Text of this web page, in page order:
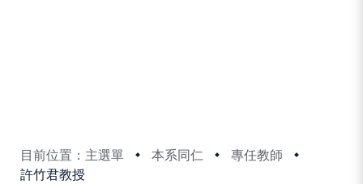
目前位置：主選單 本系同仁
專任教師
許竹君教授